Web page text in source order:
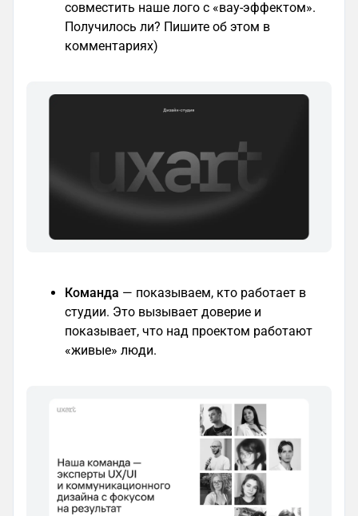
совместить наше лого с «вау-эффектом».
Получилось ли? Пишите об этом в
комментариях)
Команда — показываем, кто работает в
студии. Это вызывает доверие и
показывает, что над проектом работают
«живые» люди.